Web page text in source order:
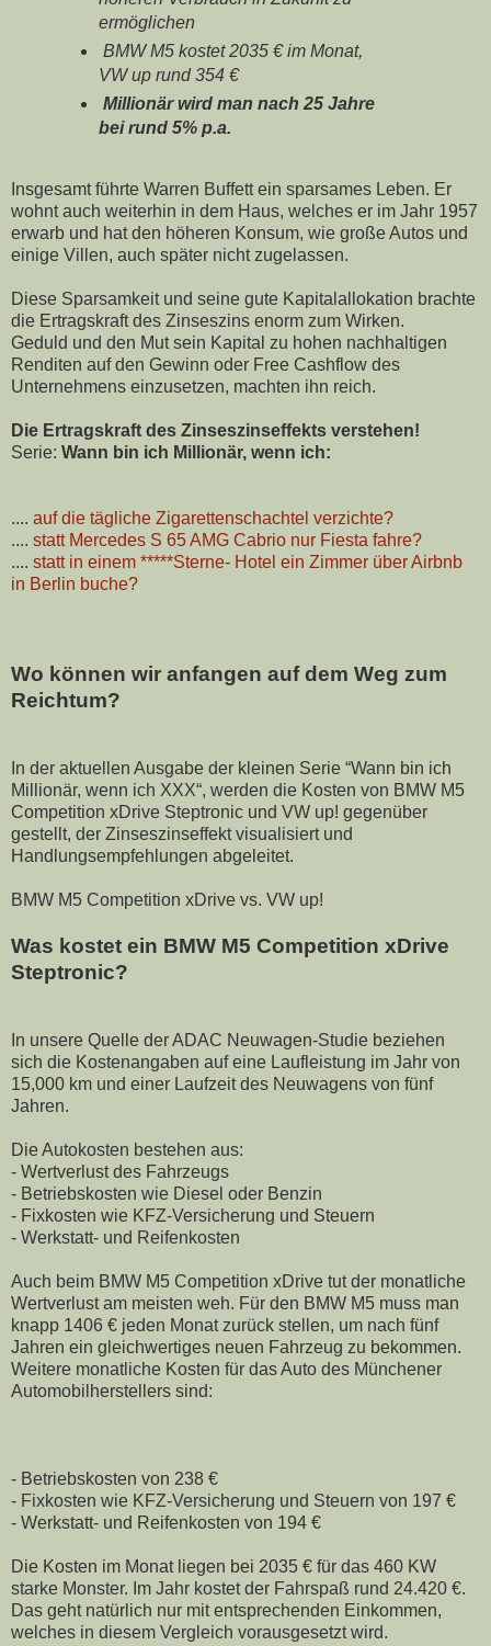
ermöglichen
BMW M5 kostet 2035 € im Monat,
VW up rund 354 €
Millionär wird man nach 25 Jahre
bei rund 5% p.a.
Insgesamt führte Warren Buffett ein sparsames Leben. Er
wohnt auch weiterhin in dem Haus, welches er im Jahr 1957
erwarb und hat den höheren Konsum, wie große Autos und
einige Villen, auch später nicht zugelassen.
Diese Sparsamkeit und seine gute Kapitalallokation brachte
die Ertragskra­ft des Zinseszins enorm zum Wirken.
Geduld und den Mut sein Kapital zu hohen nachhaltigen
Renditen auf den Gewinn oder Free Cashflow des
Unternehmens einzusetzen, machten ihn reich.
Die Ertragskraft des Zinseszinseffekts verstehen!
Serie: Wann bin ich Millionär, wenn ich:
.... auf die tägliche Zigarettenschachtel verzichte?
.... statt Mercedes S 65 AMG Cabrio nur Fiesta fahre?
.... statt in einem *****Sterne- Hotel ein Zimmer über Airbnb
in Berlin buche?
Wo können wir anfangen auf dem Weg zum
Reichtum?
In der aktuellen Ausgabe der kleinen Serie “Wann bin ich
Millionär, wenn ich XXX“, werden die Kosten von BMW M5
Competition xDrive Steptronic und VW up! gegenüber
gestellt, der Zinseszinseffekt visualisiert und
Handlungsempfehlungen abgeleitet.
BMW M5 Competition xDrive vs. VW up!
Was kostet ein BMW M5 Competition xDrive
Steptronic?
In unsere Quelle der ADAC Neuwagen-Studie beziehen
sich die Kostenangaben auf eine Laufleistung im Jahr von
15,000 km und einer Laufzeit des Neuwagens von fünf
Jahren.
Die Autokosten bestehen aus:
- Wertverlust des Fahrzeugs
- Betriebskosten wie Diesel oder Benzin
- Fixkosten wie KFZ-Versicherung und Steuern
- Werkstatt- und Reifenkosten
Auch beim BMW M5 Competition xDrive tut der monatliche
Wertverlust am meisten weh. Für den BMW M5 muss man
knapp 1406 € jeden Monat zurück stellen, um nach fünf
Jahren ein gleichwertiges neuen Fahrzeug zu bekommen.
Weitere monatliche Kosten für das Auto des Münchener
Automobilherstellers sind:
- Betriebskosten von 238 €
- Fixkosten wie KFZ-Versicherung und Steuern von 197 €
- Werkstatt- und Reifenkosten von 194 €
Die Kosten im Monat liegen bei 2035 € für das 460 KW
starke Monster. Im Jahr kostet der Fahrspaß rund 24.420 €.
Das geht natürlich nur mit entsprechenden Einkommen,
welches in diesem Vergleich vorausgesetzt wird.